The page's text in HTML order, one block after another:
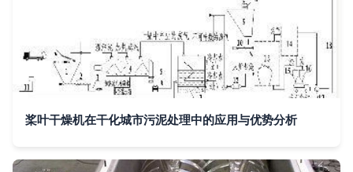
桨叶干燥机在干化城市污泥处理中的应用与优势分析